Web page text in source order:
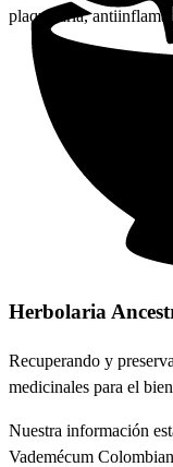
plaquetaria,
tratamiento del
En forma de
acelerar la
2003; Vanaclocha B. y
Descubre los
síndrome
Herbolaria
Recuperando y
medicinales para el
Nuestra información
Vademécum